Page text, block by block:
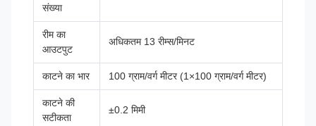
संख्या
रीम का
आउटपुट
अधिकतम 13 रीम्स/मिनट
काटने का भार 100 ग्राम/वर्ग मीटर (1×100 ग्राम/वर्ग मीटर)
काटने की
सटीकता
±0.2 मिमी